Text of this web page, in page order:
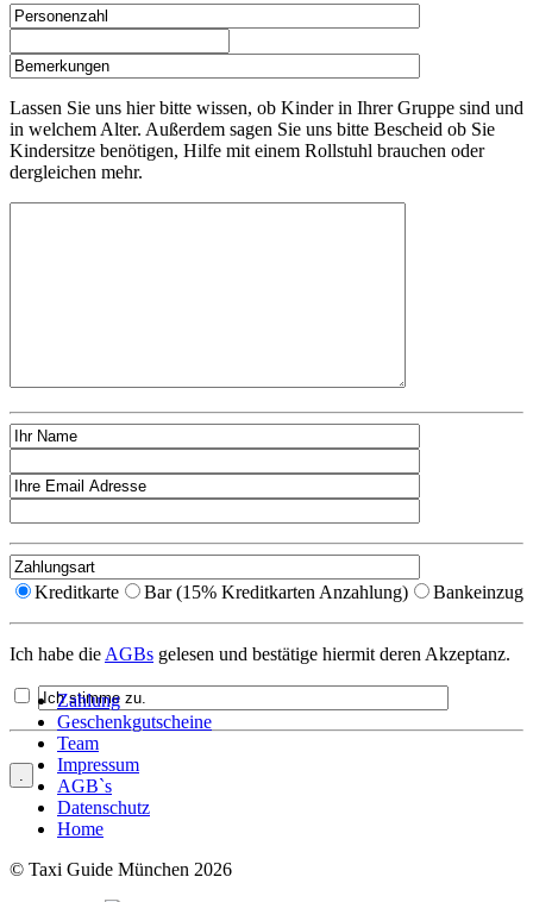
Lassen Sie uns hier bitte wissen, ob Kinder in Ihrer Gruppe sind und
in welchem Alter. Außerdem sagen Sie uns bitte Bescheid ob Sie
Kindersitze benötigen, Hilfe mit einem Rollstuhl brauchen oder
dergleichen mehr.
Kreditkarte Bar (15% Kreditkarten Anzahlung) Bankeinzug
Ich habe dieAGBs gelesen und bestätige hiermit deren Akzeptanz.
Zahlung
Geschenkgutscheine
Team
Impressum
AGB`s
Datenschutz
Home
© Taxi Guide München 2026